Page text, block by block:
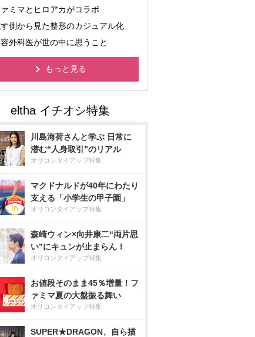
ミマとヒロアカがコラボ
側から見た整形のカジュアル化
外科医が世の中に思うこと
もっと見る
川島海荷さんと学ぶ 日常に
潜む“人身取引”のリアル
オリコンタイアップ特集
マクドナルドが40年にわたり
支える「小学生の甲子園」
オリコンタイアップ特集
森崎ウィン×向井康二“両片思
い”にキュンが止まらん！
オリコンタイアップ特集
お値段そのまま45％増量！フ
ァミマ夏の大盤振る舞い
オリコンタイアップ特集
SUPER★DRAGON、自ら描